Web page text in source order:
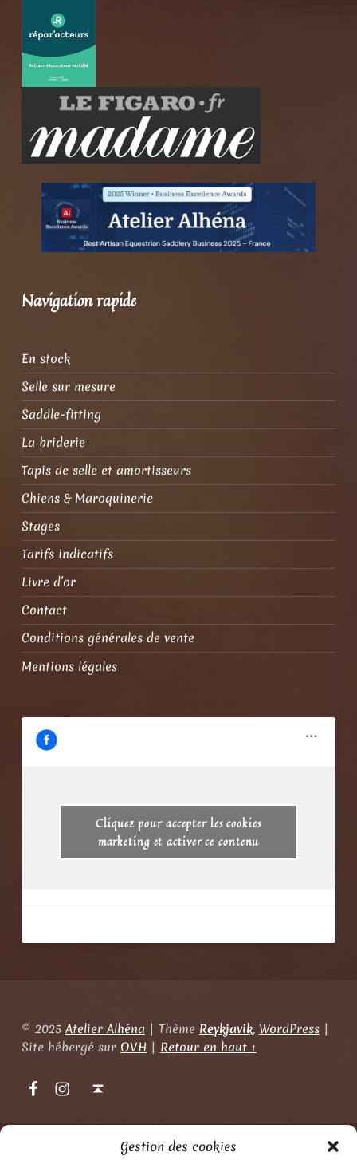
Gestion des cookies
Navigation rapide
En stock
Selle sur mesure
Saddle-fitting
La briderie
Tapis de selle et amortisseurs
Chiens & Maroquinerie
Stages
Tarifs indicatifs
Livre d’or
Contact
Conditions générales de vente
Mentions légales
Cliquez pour accepter les cookies
marketing et activer ce contenu
© 2025 Atelier Alhéna | Thème Reykjavik, WordPress|
Site hébergé sur OVH| Retour en haut ↑
Atelier Alhéna sur Facebook
Atelier Alhéna sur Instagram